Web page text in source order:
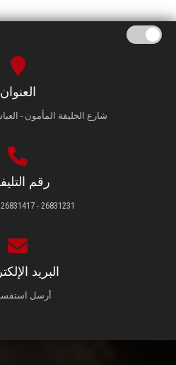
العنوان
شارع الخليفة المأمون -
رقم
26831231 - 26831417 - 26831474
البريد
أرسل